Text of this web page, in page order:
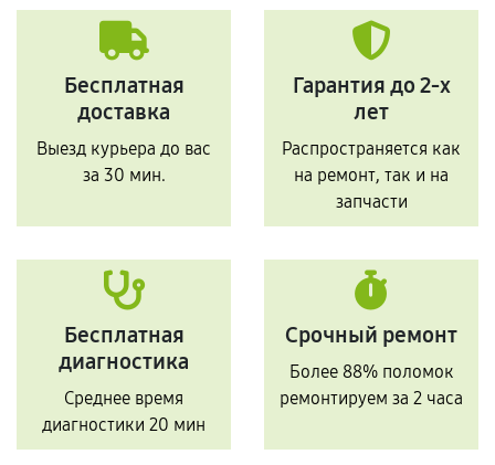
Бесплатная
доставка
Выезд курьера до вас
за 30 мин.
Гарантия до 2-х
лет
Распространяется как
на ремонт, так и на
запчасти
Бесплатная
диагностика
Среднее время
диагностики 20 мин
Срочный ремонт
Более 88% поломок
ремонтируем за 2 часа